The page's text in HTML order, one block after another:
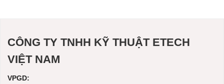
CÔNG TY TNHH KỸ THUẬT ETECH
VIỆT NAM
VPGD: